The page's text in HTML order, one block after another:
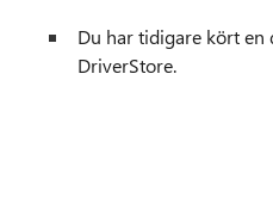
Du har tidigare kört
DriverStore.